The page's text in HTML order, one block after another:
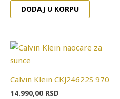
DODAJ U KORPU
Trenutna
Calvin Klein CKJ24622S 970
14.990,00 RSD